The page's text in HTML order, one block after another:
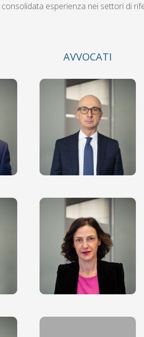
esperienza nei settori di
AVVOCATI